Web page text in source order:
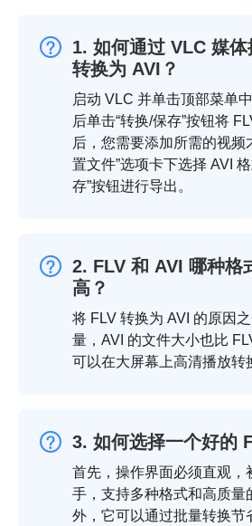
1. 如何通过 VLC 媒
转换为 AVI？
启动 VLC 并单击顶部菜单
后单击“转换/保存”按钮将
后，您需要添加所需的视频
置文件”选项卡下选择 AVI
存”按钮进行导出。
2. FLV 和 AVI 哪种格
高？
将 FLV 转换为 AVI 的原因
量，AVI 的文件大小也比
可以在大屏幕上高清播放转
3. 如何选择一个好的
首先，操作界面必须直观，
手，支持多种格式和高质量
外，它可以通过批量转换节